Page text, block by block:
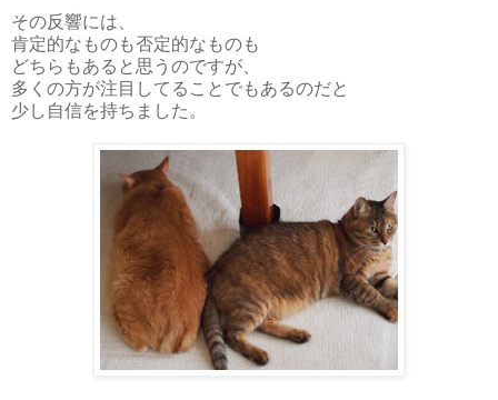
その反響には、
肯定的なものも否定的なものも
どちらもあると思うのですが、
多くの方が注目してることでもあるのだと
少し自信を持ちました。